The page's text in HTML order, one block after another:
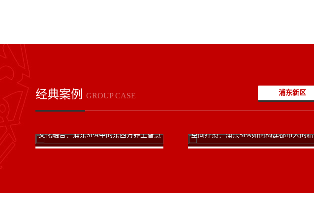
经典案例 GROUP CASE 浦东新区
文化融合：浦东SPA中的东西方养生智慧 空间疗愈：浦东SPA如何构建都市人的精